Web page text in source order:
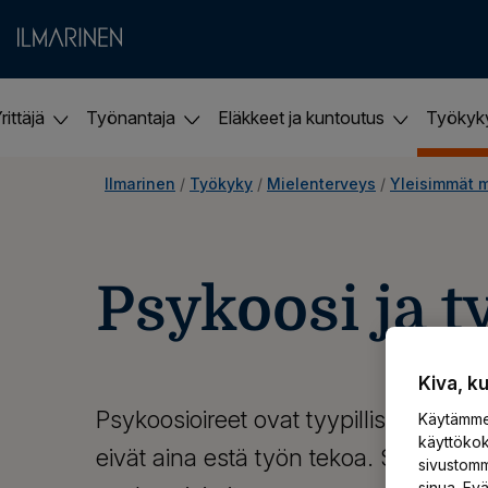
Työnantaja Eläkkeet ja kuntoutus
Ilmarinen / Työkyky / Mielenterveys / Yleisimmät
Psykoosi ja
Psykoosioireet ovat tyypillisesti
eivät aina estä työn tekoa.
Kiva,